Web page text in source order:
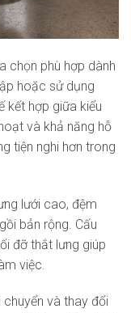
chọn phù hợp dành
hoặc sử dụng
kết hợp giữa kiểu
và khả năng hỗ
tiện nghi hơn trong
lưới cao, đệm
bản rộng. Cấu
đỡ thắt lưng giúp
việc.
và thay đổi